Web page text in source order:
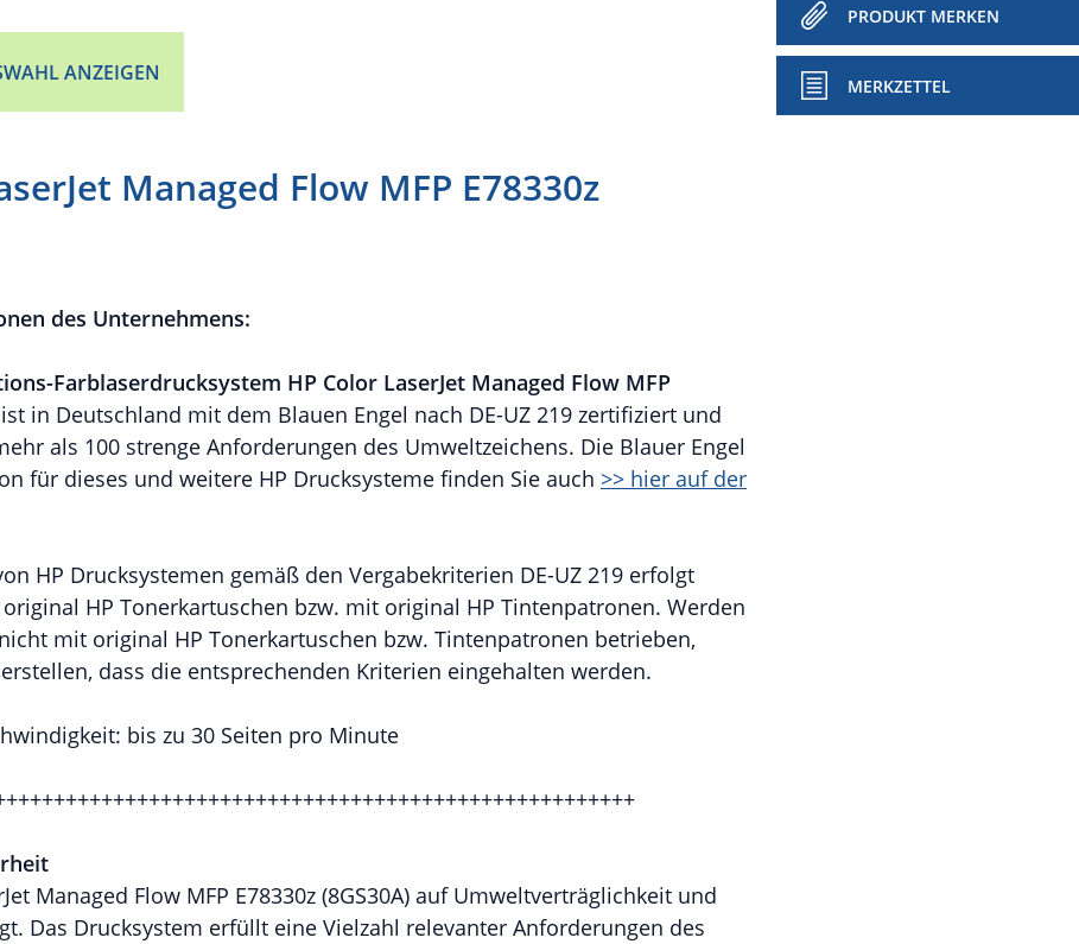
ANZEIGEN
PRODUKT MERKEN
MERKZETTEL
Managed Flow MFP E78330z
des Unternehmens:
Farblaserdrucksystem HP Color LaserJet Managed Flow MFP
ist in Deutschland mit dem Blauen Engel nach DE-UZ 219 zertifiziert und
als 100 strenge Anforderungen des Umweltzeichens. Die Blauer Engel
für dieses und weitere HP Drucksysteme finden Sie auch >> hier auf der
HP Drucksystemen gemäß den Vergabekriterien DE-UZ 219 erfolgt
HP Tonerkartuschen bzw. mit original HP Tintenpatronen. Werden
mit original HP Tonerkartuschen bzw. Tintenpatronen betrieben,
dass die entsprechenden Kriterien eingehalten werden.
bis zu 30 Seiten pro Minute
Managed Flow MFP E78330z (8GS30A) auf Umweltverträglichkeit und
Das Drucksystem erfüllt eine Vielzahl relevanter Anforderungen des